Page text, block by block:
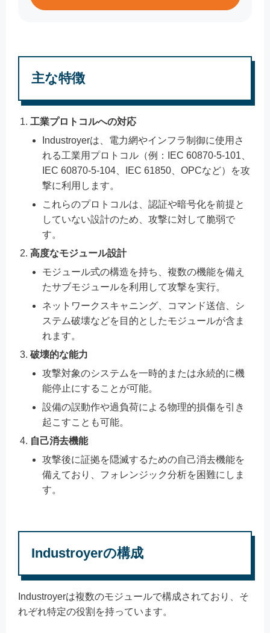
主な特徴
工業プロトコルへの対応
Industroyerは、電力網やインフラ制御に使用さ
れる工業用プロトコル（例：IEC 60870-5-101、
IEC 60870-5-104、IEC 61850、OPCなど）を攻
撃に利用します。
これらのプロトコルは、認証や暗号化を前提と
していない設計のため、攻撃に対して脆弱で
す。
高度なモジュール設計
モジュール式の構造を持ち、複数の機能を備え
たサブモジュールを利用して攻撃を実行。
ネットワークスキャニング、コマンド送信、シ
ステム破壊などを目的としたモジュールが含ま
れます。
破壊的な能力
攻撃対象のシステムを一時的または永続的に機
能停止にすることが可能。
設備の誤動作や過負荷による物理的損傷を引き
起こすことも可能。
自己消去機能
攻撃後に証拠を隠滅するための自己消去機能を
備えており、フォレンジック分析を困難にしま
す。
Industroyerの構成
Industroyerは複数のモジュールで構成されており、そ
れぞれ特定の役割を持っています。